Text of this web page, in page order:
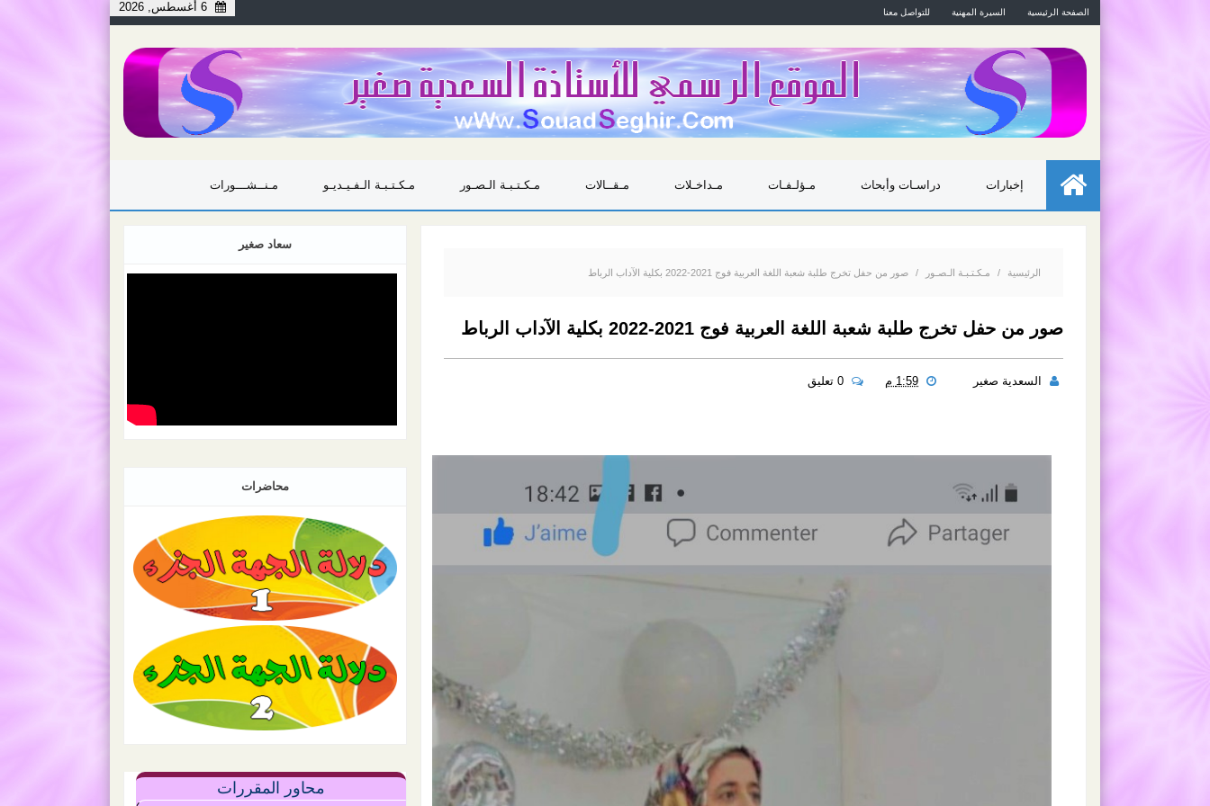
الصفحة الرئيسية السيرة المهنية للتواصل معنا 6 أغسطس, 2026
إخبارات دراسـات وأبحاث مـؤلـفـات مـداخـلات مـقــالات مـكـتـبـة الـصـور مـكـتـبـة الـفـيـديـو مـنــشـــورات
الرئيسية / مـكـتـبـة الـصـور / صور من حفل تخرج طلبة شعبة اللغة العربية فوج 2021-2022 بكلية الآداب الرباط
صور من حفل تخرج طلبة شعبة اللغة العربية فوج 2021-2022 بكلية الآداب الرباط
السعدية صغير 1:59 م
سعاد صغير
محاضرات
محاور المقررات